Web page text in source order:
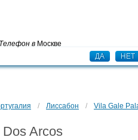
ДА НЕТ
Телефон в Москве
/ Лиссабон / Vila Gale
Arcos